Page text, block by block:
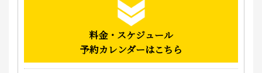
料金・スケジュール
予約カレンダーはこちら